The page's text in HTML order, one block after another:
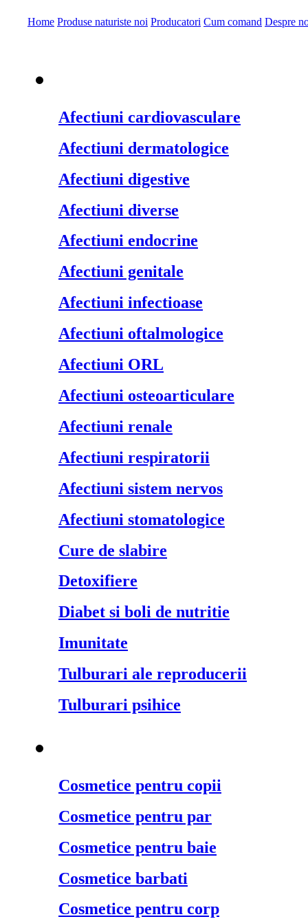
Home Produse naturiste noi Producatori Cum comand Despre
Afectiuni cardiovasculare
Afectiuni dermatologice
Afectiuni digestive
Afectiuni diverse
Afectiuni endocrine
Afectiuni genitale
Afectiuni infectioase
Afectiuni oftalmologice
Afectiuni ORL
Afectiuni osteoarticulare
Afectiuni renale
Afectiuni respiratorii
Afectiuni sistem nervos
Afectiuni stomatologice
Cure de slabire
Detoxifiere
Diabet si boli de nutritie
Imunitate
Tulburari ale reproducerii
Tulburari psihice
Cosmetice pentru copii
Cosmetice pentru par
Cosmetice pentru baie
Cosmetice barbati
Cosmetice pentru corp